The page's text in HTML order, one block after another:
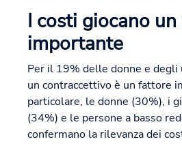
I costi giocano
importante
Per il 19% delle donne e degli
un contraccettivo è un fattore
particolare, le donne (30%), i
(34%) e le persone a basso
confermano la rilevanza dei